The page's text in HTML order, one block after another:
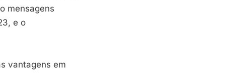
mensagens
e o
vantagens em